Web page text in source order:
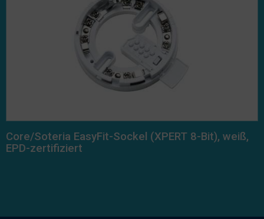
Core/Soteria EasyFit-Sockel (XPERT 8-Bit), weiß,
EPD-zertifiziert